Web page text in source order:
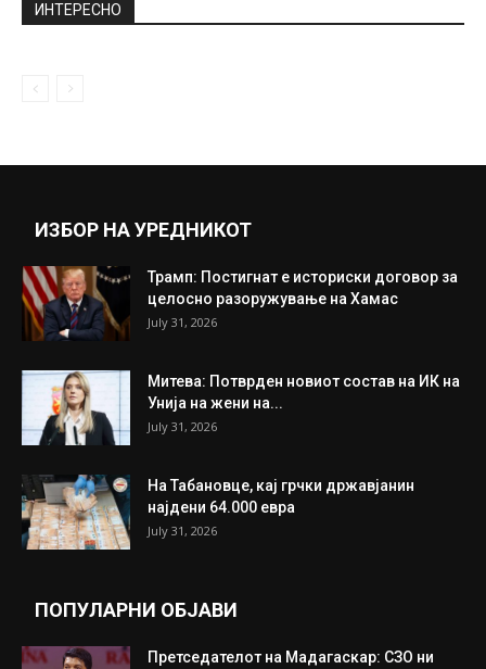
ИНТЕРЕСНО
ИЗБОР НА УРЕДНИКОТ
Трамп: Постигнат е историски договор за
целосно разоружување на Хамас
July 31, 2026
Митева: Потврден новиот состав на ИК на
Унија на жени на...
July 31, 2026
На Табановце, кај грчки државјанин
најдени 64.000 евра
July 31, 2026
ПОПУЛАРНИ ОБЈАВИ
Претседателот на Мадагаскар: СЗО ни